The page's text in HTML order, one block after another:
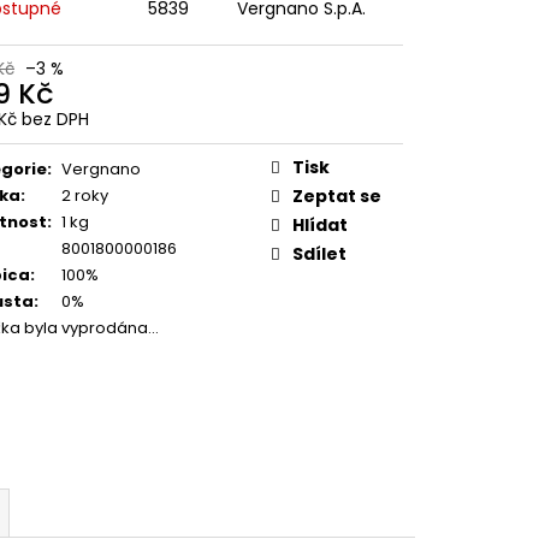
5839
Vergnano S.p.A.
–3 %
Kč
bez DPH
: Vergnano
:
2 roky
: 1 kg
8001800000186
:
100%
:
0%
byla vyprodána…
Tisk
Zeptat se
Hlídat
Sdílet
DOLCE
KG